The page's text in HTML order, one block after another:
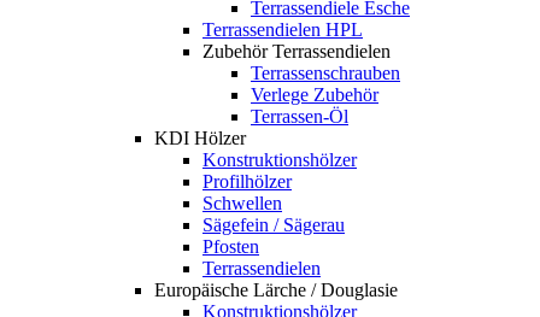
Terrassendiele Esche
Terrassendielen HPL
Zubehör Terrassendielen
Terrassenschrauben
Verlege Zubehör
Terrassen-Öl
KDI Hölzer
Konstruktionshölzer
Profilhölzer
Schwellen
Sägefein / Sägerau
Pfosten
Terrassendielen
Europäische Lärche / Douglasie
Konstruktionshölzer